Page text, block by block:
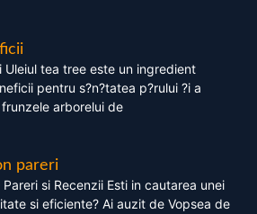
Uleiul tea tree este un ingredient
pentru s?n?tatea p?rului ?i a
arborelui de
pareri
si Recenzii Esti in cautarea unei
si eficiente? Ai auzit de Vopsea de